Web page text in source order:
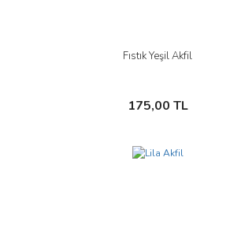
Fıstık Yeşil Akfil
175,00 TL
İncele
Sepete Ekle